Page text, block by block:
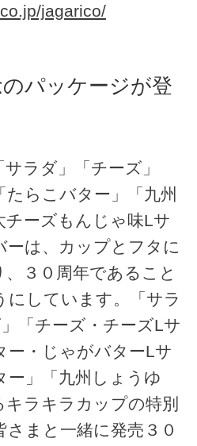
jagarico/
のパッケージが登
ラダ」「チーズ」
たらこバター」「九州
チーズもんじゃ味Lサ
ーは、カップとフタに
、３０周年であること
にしています。「サラ
「チーズ・チーズLサ
ー・じゃがバターLサ
ー」「九州しょうゆ
ラキラカップの特別
まと一緒に発売３０